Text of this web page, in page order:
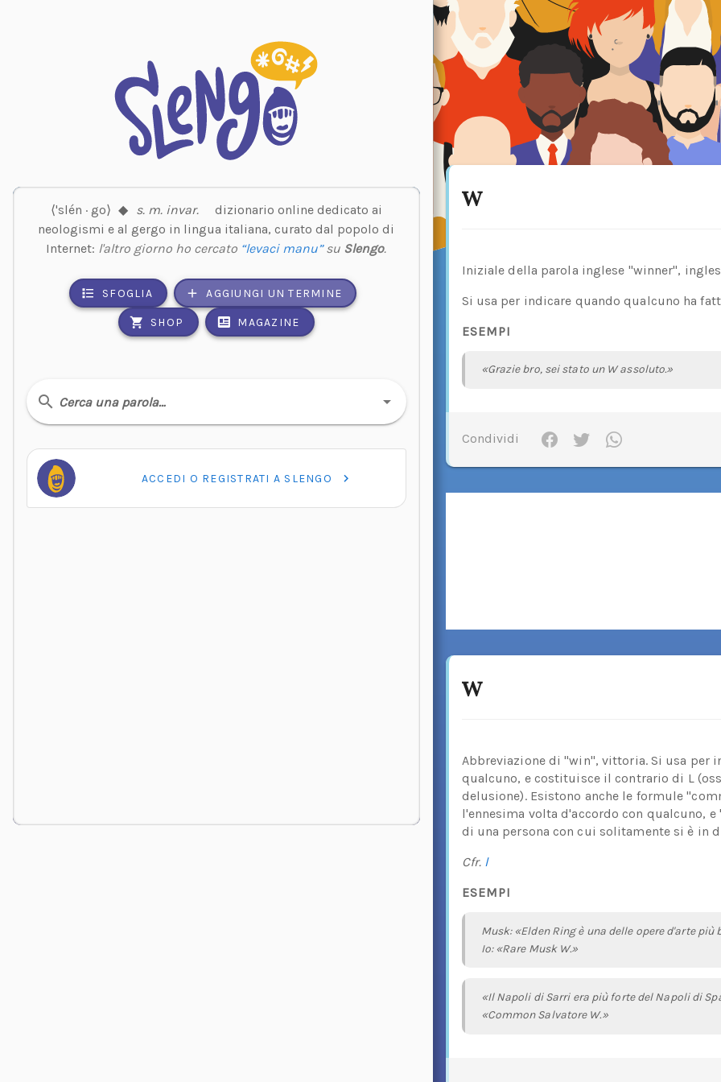
⟨'slén · go⟩ ◆ s. m. invar.
dizionario online dedicato ai
neologismi e al gergo in lingua italiana, curato dal popolo di
Internet: l'altro giorno ho cercato “levaci manu”su Slengo.
SFOGLIA AGGIUNGI UN TERMINE
SHOP MAGAZINE
Cerca una parola…
ACCEDI O REGISTRATI A SLENGO
w
Iniziale della parola inglese "winner",
Si usa per indicare quando qualcuno ha
ESEMPI
«Grazie bro, sei stato un W assoluto.»
Condividi
w
Abbreviazione di "win", vittoria. Si usa per
qualcuno, e costituisce il contrario di L
delusione). Esistono anche le formule
l'ennesima volta d'accordo con qualcuno,
di una persona con cui solitamente si è in
Cfr. l
ESEMPI
Musk: «Elden Ring è una delle opere d'arte più
Io: «Rare Musk W.»
«Il Napoli di Sarri era più forte del Napoli di
«Common Salvatore W.»